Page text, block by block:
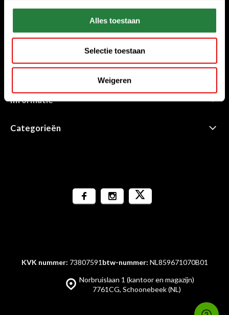
Alles toestaan
Selectie toestaan
Weigeren
Stuur ons een e-mail
sales@golfdriver.nl
Klantenservice
Informatie
Categorieën
Norbruislaan 1 (kantoor en magazijn)
7761CG, Schoonebeek (NL)
KVK nummer: 73807591 btw-nummer: NL859671070B01